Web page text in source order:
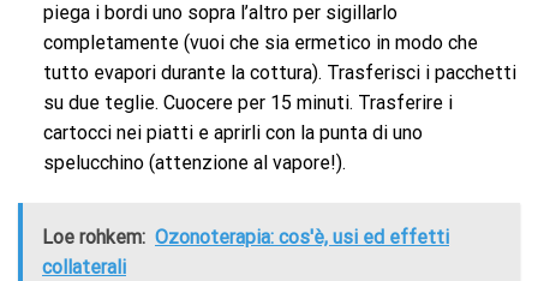
piega i bordi uno sopra l’altro per sigillarlo
completamente (vuoi che sia ermetico in modo che
tutto evapori durante la cottura). Trasferisci i pacchetti
su due teglie. Cuocere per 15 minuti. Trasferire i
cartocci nei piatti e aprirli con la punta di uno
spelucchino (attenzione al vapore!).
Loe rohkem: Ozonoterapia: cos'è, usi ed effetti
collaterali